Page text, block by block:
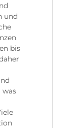
und
bis
was